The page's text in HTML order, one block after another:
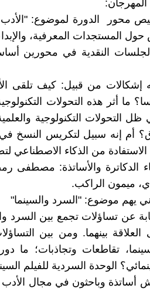
محور الدورة لموضوع: "الأدب
حول المستجدات المعرفية،
النقدية في محورين
إشكالات من قبيل: كيف تلقى
ما أثر هذه التحولات
ظل التحولات التكنولوجية
أم إنه سبيل لتكريس النسخ
من الذكاء الاصطناعي
الدكاترة والأساتذة: مصطفى
ميمون الراكب.
يهم موضوع: "السرد والسينما"
عن تساؤلات تجمع بين السرد
العلاقة بينهما. ومن بين
تقاطعات وتجاذبات؛ ما
الوحدة السردية للفيلم
أساتذة وباحثون في مجال